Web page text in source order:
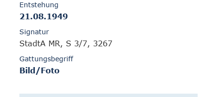
Entstehung
21.08.1949
Signatur
StadtA MR, S 3/7, 3267
Gattungsbegriff
Bild/Foto